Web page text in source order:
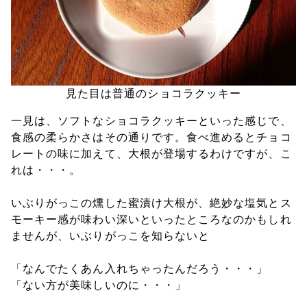
見た目は普通のショコラクッキー
一見は、ソフトなショコラクッキーといった感じで、
食感の柔らかさはその通りです。食べ進めるとチョコ
レートの味に加えて、大根が登場するわけですが、こ
れは・・・。
いぶりがっこの燻した蜜漬け大根が、絶妙な塩気とス
モーキー感が味わい深いといったところなのかもしれ
ませんが、いぶりがっこを知らないと
「なんでたくあん入れちゃったんだろう・・・」
「ない方が美味しいのに・・・」